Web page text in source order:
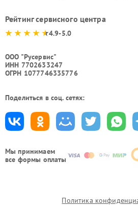
Мы принимаем
все формы оплаты
Рейтинг сервисного центра
4.9-5.0
ООО "Русервис"
ИНН 7702633247
ОГРН 1077746335776
Поделиться в соц. сетях:
Политика